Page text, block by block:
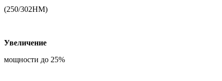
(250/302НМ)
Увеличение
мощности до 25%